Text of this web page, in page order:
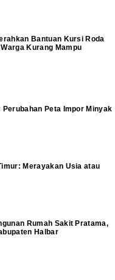
Bantuan Kursi Roda
Kurang Mampu
Perubahan Peta Impor Minyak
Merayakan Usia atau
Rumah Sakit Pratama,
Halbar